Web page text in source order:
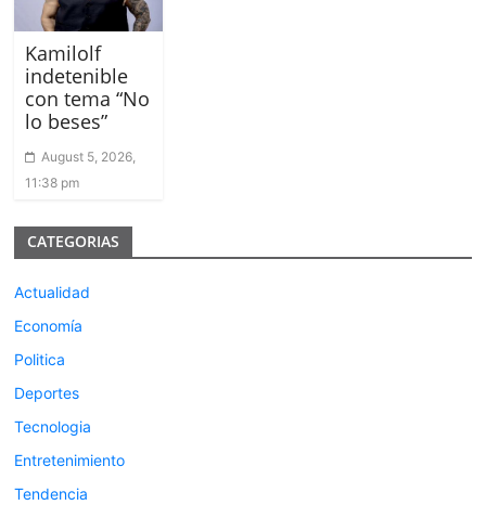
Kamilolf
indetenible
con tema “No
lo beses”
August 5, 2026,
11:38 pm
CATEGORIAS
Actualidad
Economía
Politica
Deportes
Tecnologia
Entretenimiento
Tendencia